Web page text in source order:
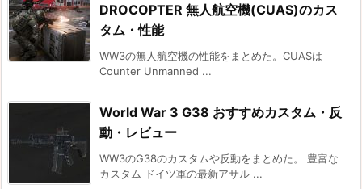
DROCOPTER 無人航空機(CUAS)のカス
タム・性能
WW3の無人航空機の性能をまとめた。CUASは
Counter Unmanned ...
World War 3 G38 おすすめカスタム・反
動・レビュー
WW3のG38のカスタムや反動をまとめた。 豊富な
カスタム ドイツ軍の最新アサル ...